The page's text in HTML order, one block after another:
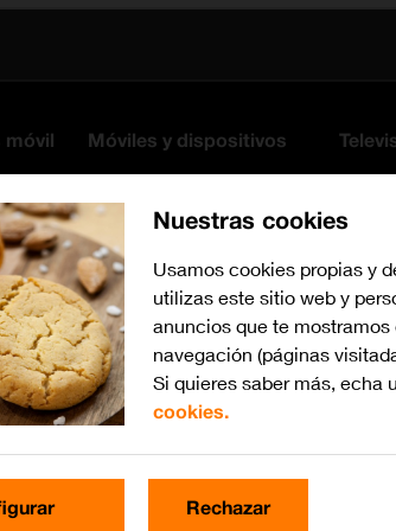
móvil Móviles y dispositivos
Nuestras cookies
Usamos cookies propias y
utilizas este sitio web y
anuncios que te
navegación (páginas
Si quieres saber más, echa
cookies.
Rechazar